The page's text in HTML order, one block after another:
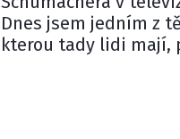
Dnes jsem jedním z
kterou tady lidi mají,